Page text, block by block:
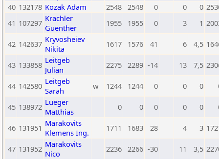
40 132178 Kozak Adam 2548 2548 0 0 0
41 107297 Krachler
Guenther
1955 1955 0 3 1
42 142637 Kryvosheiev
Nikita
1617 1576 41 6 4,5
43 133858 Leitgeb
Julian
2275 2289 -14 13 7,5
44 142580 Leitgeb
Sarah
w 1244 1244 0 0 0
45 138972 Lueger
Matthias
0 0 0 0 0
46 131951 Marakovits
Klemens Ing.
1711 1683 28 4 3
47 131952 Marakovits
Nico
2236 2266 -30 11 3,5